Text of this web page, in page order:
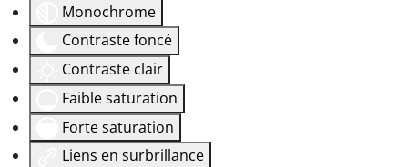
Monochrome
Contraste foncé
Contraste clair
Faible saturation
Forte saturation
Liens en surbrillance